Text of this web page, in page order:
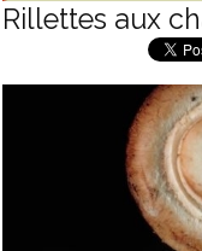
Rillettes aux